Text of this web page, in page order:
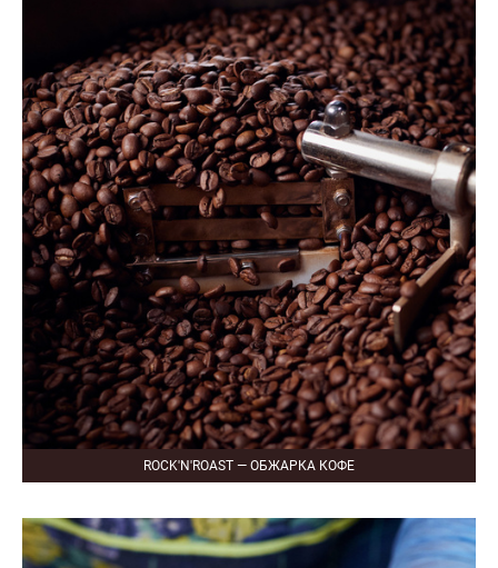
ROCK'N'ROAST — ОБЖАРКА КОФЕ